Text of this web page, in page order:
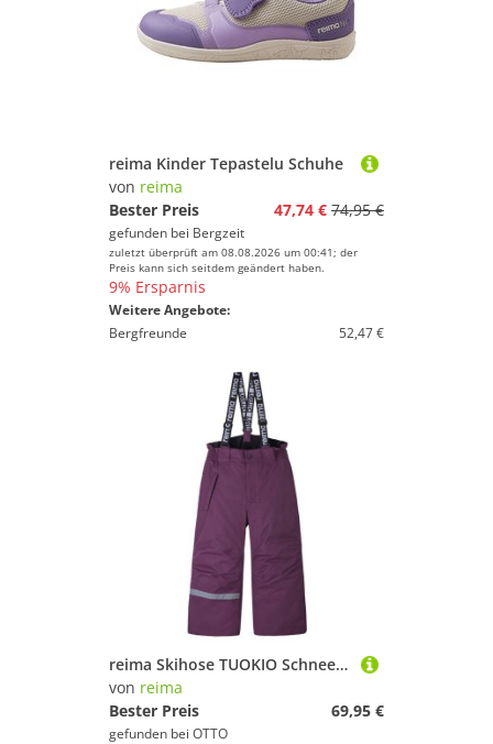
reima Kinder Tepastelu Schuhe
von reima
Bester Preis
47,74 € 74,95 €
gefunden bei Bergzeit
zuletzt überprüft am 08.08.2026 um 00:41; der
Preis kann sich seitdem geändert haben.
9% Ersparnis
Weitere Angebote:
Bergfreunde
52,47 €
reima Skihose TUOKIO Schneehose abnehmbare, elastische Hosenträger
von reima
Bester Preis
69,95 €
gefunden bei OTTO